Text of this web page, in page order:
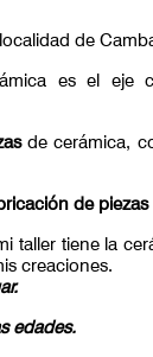
de
es el eje
de cerámica,
de
taller tiene la
creaciones.
edades.